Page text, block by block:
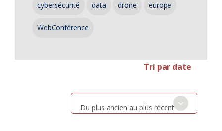
cybersécurité data drone europe
WebConférence
Tri par date
Du plus ancien au plus récent